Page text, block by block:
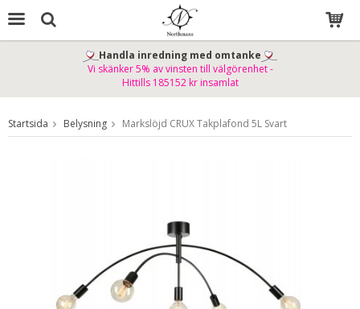
Produkten har blivit tillagd i varukorgen
Handla inredning med omtanke
Vi skänker 5% av vinsten till välgörenhet -
Hittills 185152 kr insamlat
Startsida Belysning Markslöjd CRUX Takplafond 5L Svart